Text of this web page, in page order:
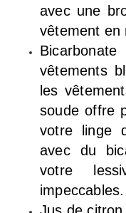
avec une
vêtement en
vêtements
les
soude offre
votre linge
avec du
votre
impeccables.